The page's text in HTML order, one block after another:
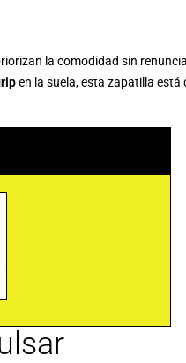
la comodidad sin
en la suela, esta zapatilla